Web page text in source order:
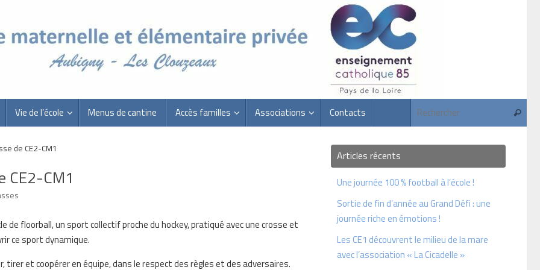
Vie de l’école Menus de cantine Accès familles Associations Contacts
de CE2-CM1
CE2-CM1
de floorball, un sport collectif proche du hockey, pratiqué avec une crosse et
ce sport dynamique.
tirer et coopérer en équipe, dans le respect des règles et des adversaires.
Articles récents
Une journée 100 % football à l’école !
Sortie de fin d’année au Grand Défi : une
journée riche en émotions !
Les CE1 découvrent le milieu de la mare
avec l’association « La Cicadelle »